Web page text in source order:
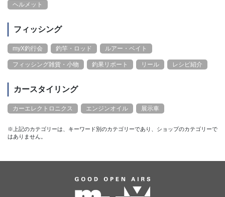
ヘルメット
フィッシング
myX釣行会 釣竿・ロッド ルアー・ベイト
フィッシング雑貨・小物 釣果リポート リール レシピ紹介
カースタイリング
カーエレクトロニクス エンジンオイル 展示車
※上記のカテゴリーは、キーワード別のカテゴリーであり、ショップのカテゴリーで
はありません。